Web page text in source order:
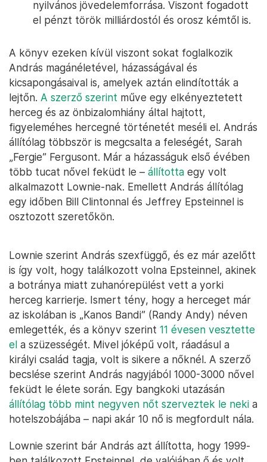
nyilvános jövedelemforrása. Viszont fogadott
el pénzt török milliárdostól és orosz kémtől is.
A könyv ezeken kívül viszont sokat foglalkozik
András magánéletével, házasságával és
kicsapongásaival is, amelyek aztán elindították a
lejtőn. A szerző szerint műve egy elkényeztetett
herceg és az önbizalomhiány által hajtott,
figyeleméhes hercegné történetét meséli el. András
állítólag többször is megcsalta a feleségét, Sarah
„Fergie” Fergusont. Már a házasságuk első évében
több tucat nővel feküdt le – állította egy volt
alkalmazott Lownie-nak. Emellett András állítólag
egy időben Bill Clintonnal és Jeffrey Epsteinnel is
osztozott szeretőkön.
Lownie szerint András szexfüggő, és ez már azelőtt
is így volt, hogy találkozott volna Epsteinnel, akinek
a botránya miatt zuhanórepülést vett a yorki
herceg karrierje. Ismert tény, hogy a herceget már
az iskolában is „Kanos Bandi” (Randy Andy) néven
emlegették, és a könyv szerint 11 évesen vesztette
el a szüzességét. Mivel jóképű volt, ráadásul a
királyi család tagja, volt is sikere a nőknél. A szerző
becslése szerint András nagyjából 1000-3000 nővel
feküdt le élete során. Egy bangkoki utazásán
állítólag több mint negyven nőt szerveztek le neki a
hotelszobájába – napi akár 10 nő is megfordult nála.
Lownie szerint bár András azt állította, hogy 1999-